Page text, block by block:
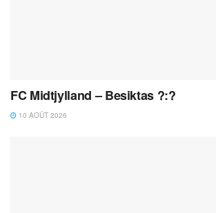
FC Midtjylland – Besiktas ?:?
10 AOÛT 2026